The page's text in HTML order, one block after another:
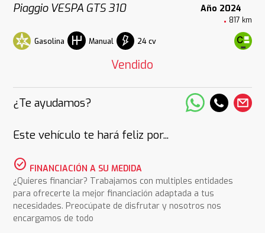
Piaggio VESPA GTS 310 Año 2024
817 km
Gasolina Manual 24 cv
Vendido
¿Te ayudamos?
Este vehículo te hará feliz por...
check_circle FINANCIACIÓN A SU MEDIDA
¿Quieres financiar? Trabajamos con multiples entidades
para ofrecerte la mejor financiación adaptada a tus
necesidades. Preocúpate de disfrutar y nosotros nos
encargamos de todo